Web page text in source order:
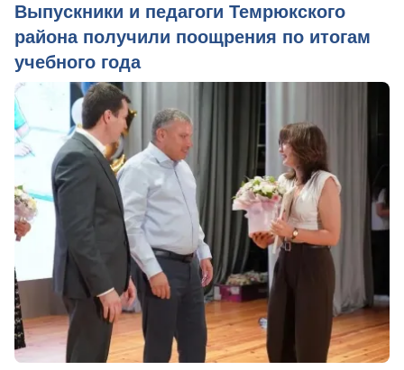
Выпускники и педагоги Темрюкского
района получили поощрения по итогам
учебного года